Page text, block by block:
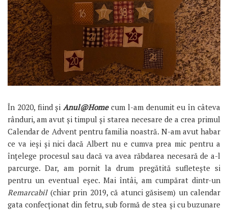
În 2020, fiind și Anul@Homecum l-am denumit eu în câteva
rânduri, am avut și timpul și starea necesare de a crea primul
Calendar de Advent pentru familia noastră. N-am avut habar
ce va ieși și nici dacă Albert nu e cumva prea mic pentru a
înțelege procesul sau dacă va avea răbdarea necesară de a-l
parcurge. Dar, am pornit la drum pregătită sufletește si
pentru un eventual eșec. Mai întâi, am cumpărat dintr-un
Remarcabil(chiar prin 2019, că atunci găsisem) un calendar
gata confecționat din fetru, sub formă de stea și cu buzunare